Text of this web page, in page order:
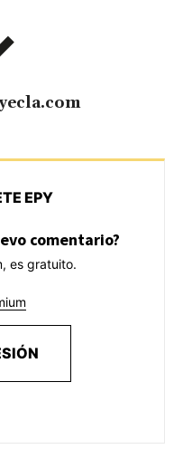
EPY
comentario?
es gratuito.